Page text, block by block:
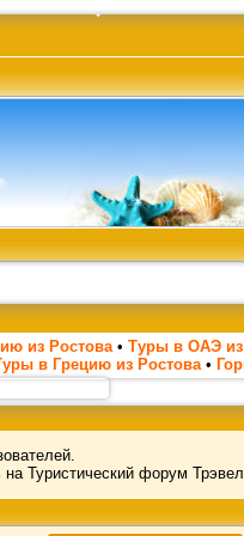
из Ростова • Туры в ОАЭ из
в Грецию из Ростова •
на Туристический форум